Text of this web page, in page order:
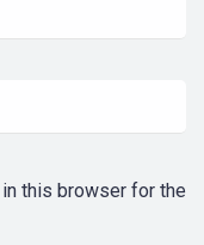
this browser for the